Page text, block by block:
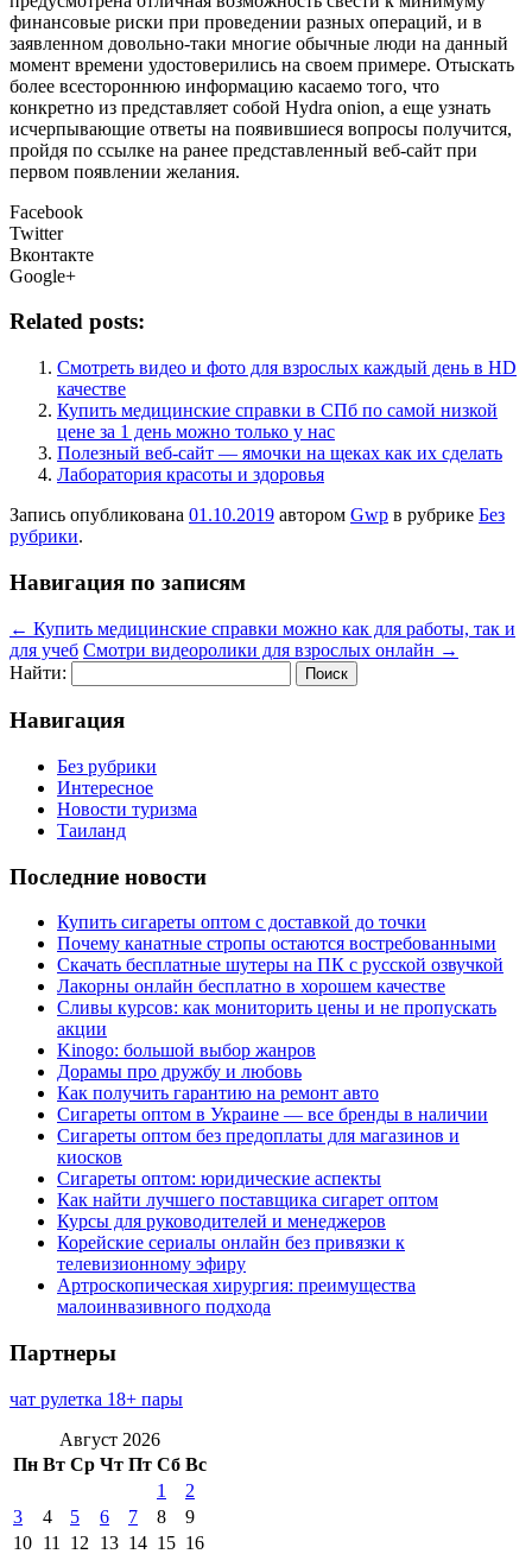
финансовые риски при проведении разных операций, и в
заявленном довольно-таки многие обычные люди на данный
момент времени удостоверились на своем примере. Отыскать
более всестороннюю информацию касаемо того, что
конкретно из представляет собой Hydra onion, а еще узнать
исчерпывающие ответы на появившиеся вопросы получится,
пройдя по ссылке на ранее представленный веб-сайт при
первом появлении желания.
Facebook
Twitter
Вконтакте
Google+
Related posts:
Cмотреть видео и фото для взрослых каждый день в HD
качестве
Купить медицинские справки в СПб по самой низкой
цене за 1 день можно только у нас
Полезный веб-сайт — ямочки на щеках как их сделать
Лаборатория красоты и здоровья
Запись опубликована 01.10.2019 автором Gwp в рубрике Без
рубрики.
Навигация по записям
← Купить медицинские справки можно как для работы, так и
для учеб Смотри видеоролики для взрослых онлайн →
Найти:
Навигация
Без рубрики
Интересное
Новости туризма
Таиланд
Последние новости
Купить сигареты оптом с доставкой до точки
Почему канатные стропы остаются востребованными
Скачать бесплатные шутеры на ПК с русской озвучкой
Лакорны онлайн бесплатно в хорошем качестве
Сливы курсов: как мониторить цены и не пропускать
акции
Kinogo: большой выбор жанров
Дорамы про дружбу и любовь
Как получить гарантию на ремонт авто
Сигареты оптом в Украине — все бренды в наличии
Сигареты оптом без предоплаты для магазинов и
киосков
Сигареты оптом: юридические аспекты
Как найти лучшего поставщика сигарет оптом
Курсы для руководителей и менеджеров
Корейские сериалы онлайн без привязки к
телевизионному эфиру
Артроскопическая хирургия: преимущества
малоинвазивного подхода
Партнеры
чат рулетка 18+ пары
Август 2026
Пн Вт Ср Чт Пт Сб Вс
1
2
3
4 5 6 7 8
9
10 11 12 13 14 15 16